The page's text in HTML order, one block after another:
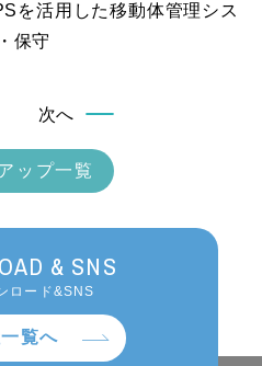
を活用した移動体管理シス
保守
ップ一覧
次へ
& SNS
ロード&SNS
覧へ